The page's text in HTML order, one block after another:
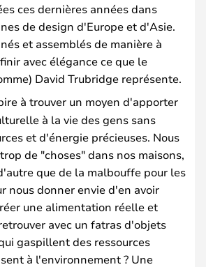
ces dernières années dans
de design d'Europe et d'Asie.
et assemblés de manière à
avec élégance ce que le
David Trubridge représente.
à trouver un moyen d'apporter
à la vie des gens sans
et d'énergie précieuses. Nous
de "choses" dans nos maisons,
que de la malbouffe pour les
nous donner envie d'en avoir
une alimentation réelle et
avec un fatras d'objets
gaspillent des ressources
à l'environnement ? Une